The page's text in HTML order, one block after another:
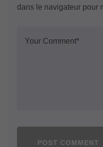
dans le navigateur pour
POST COMMENT